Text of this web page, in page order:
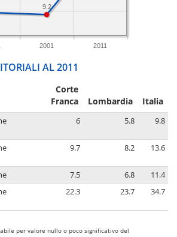
2001 2011
9.2
AL 2011
Corte
Franca
Lombardia Italia
6 5.8 9.8
9.7 8.2 13.6
7.5 6.8
11.4
22.3 23.7 34.7
per valore nullo o poco significativo del